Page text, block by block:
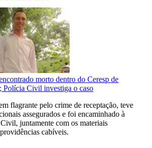
morto dentro do Ceresp de
Polícia Civil investiga o caso
flagrante pelo crime de receptação, teve
assegurados e foi encaminhado à
juntamente com os materiais
cabíveis.